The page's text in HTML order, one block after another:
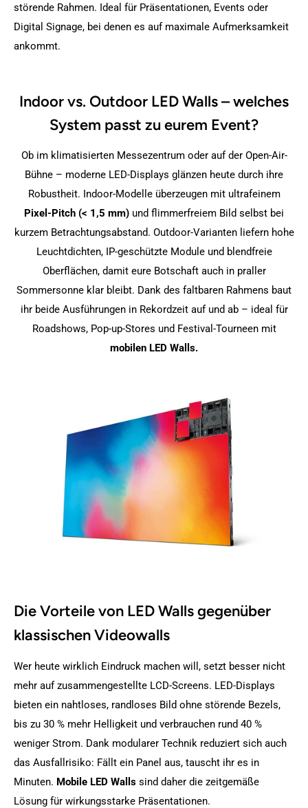
störende Rahmen. Ideal für Präsentationen, Events oder
Digital Signage, bei denen es auf maximale Aufmerksamkeit
ankommt.
Indoor vs. Outdoor LED Walls – welches
System passt zu eurem Event?
Ob im klimatisierten Messezentrum oder auf der Open-Air-
Bühne – moderne LED-Displays glänzen heute durch ihre
Robustheit. Indoor-Modelle überzeugen mit ultrafeinem
Pixel-Pitch (< 1,5 mm) und flimmerfreiem Bild selbst bei
kurzem Betrachtungsabstand. Outdoor-Varianten liefern hohe
Leuchtdichten, IP-geschützte Module und blendfreie
Oberflächen, damit eure Botschaft auch in praller
Sommersonne klar bleibt. Dank des faltbaren Rahmens baut
ihr beide Ausführungen in Rekordzeit auf und ab – ideal für
Roadshows, Pop-up-Stores und Festival-Tourneen mit
mobilen LED Walls.
Die Vorteile von LED Walls gegenüber
klassischen Videowalls
Wer heute wirklich Eindruck machen will, setzt besser nicht
mehr auf zusammengestellte LCD-Screens. LED-Displays
bieten ein nahtloses, randloses Bild ohne störende Bezels,
bis zu 30 % mehr Helligkeit und verbrauchen rund 40 %
weniger Strom. Dank modularer Technik reduziert sich auch
das Ausfallrisiko: Fällt ein Panel aus, tauscht ihr es in
Minuten. Mobile LED Walls sind daher die zeitgemäße
Lösung für wirkungsstarke Präsentationen.